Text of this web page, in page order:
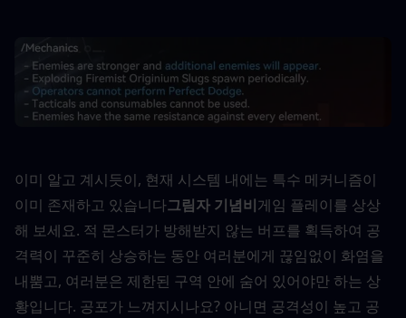
이미 알고 계시듯이, 현재 시스템 내에는 특수 메커니즘이
이미 존재하고 있습니다그림자 기념비게임 플레이를 상상
해 보세요. 적 몬스터가 방해받지 않는 버프를 획득하여 공
격력이 꾸준히 상승하는 동안 여러분에게 끊임없이 화염을
내뿜고, 여러분은 제한된 구역 안에 숨어 있어야만 하는 상
황입니다. 공포가 느껴지시나요? 아니면 공격성이 높고 공